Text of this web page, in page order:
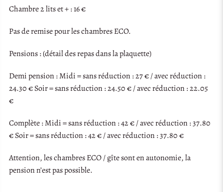
Chambre 2 lits et + : 16 €
Pas de remise pour les chambres ECO.
Pensions : (détail des repas dans la plaquette)
Demi pension : Midi = sans réduction : 27 € / avec réduction :
24.30 € Soir = sans réduction : 24.50 € / avec réduction : 22.05
€
Complète : Midi = sans réduction : 42 € / avec réduction : 37.80
€ Soir = sans réduction : 42 € / avec réduction : 37.80 €
Attention, les chambres ECO / gîte sont en autonomie, la
pension n’est pas possible.